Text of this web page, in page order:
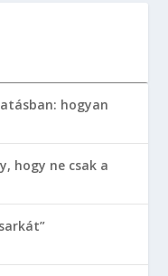
hogyan
hogy ne csak a